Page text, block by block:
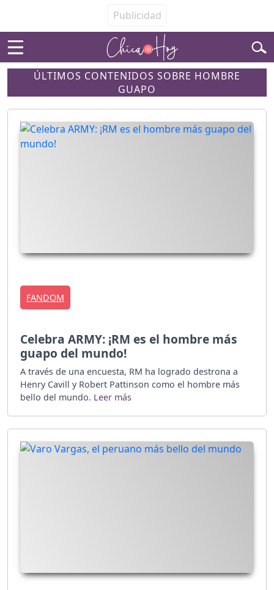
ÚLTIMOS CONTENIDOS SOBRE HOMBRE
GUAPO
FANDOM
Celebra ARMY: ¡RM es el hombre más
guapo del mundo!
A través de una encuesta, RM ha logrado destrona a
Henry Cavill y Robert Pattinson como el hombre más
bello del mundo.